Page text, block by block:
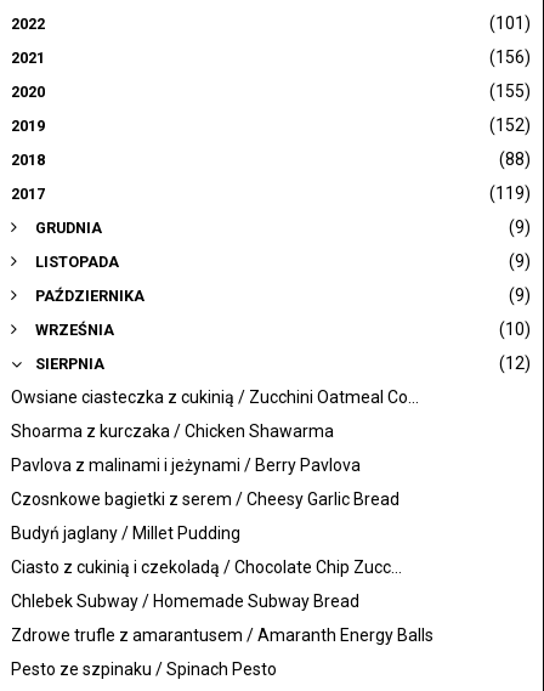
2022 (101)
2021 (156)
2020 (155)
2019 (152)
2018 (88)
2017 (119)
GRUDNIA (9)
LISTOPADA (9)
PAŹDZIERNIKA (9)
WRZEŚNIA (10)
SIERPNIA
(12)
Owsiane ciasteczka z cukinią / Zucchini Oatmeal Co...
Shoarma z kurczaka / Chicken Shawarma
Pavlova z malinami i jeżynami / Berry Pavlova
Czosnkowe bagietki z serem / Cheesy Garlic Bread
Budyń jaglany / Millet Pudding
Ciasto z cukinią i czekoladą / Chocolate Chip Zucc...
Chlebek Subway / Homemade Subway Bread
Zdrowe trufle z amarantusem / Amaranth Energy Balls
Pesto ze szpinaku / Spinach Pesto